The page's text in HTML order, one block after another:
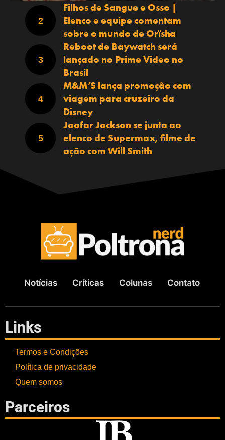
Filhos de Sangue e Osso |
Elenco e equipe comentam
sobre o mundo de Orïsha
Reboot de Baywatch será
lançado no Prime Video no
Brasil
M&M’S lança promoção com
viagem para cruzeiro da
Disney
Jaafar Jackson se junta ao
elenco de Supermax, filme de
ação com Will Smith
Notícias Críticas Colunas Contato
Links
Termos e Condições
Política de privacidade
Quem somos
Parceiros